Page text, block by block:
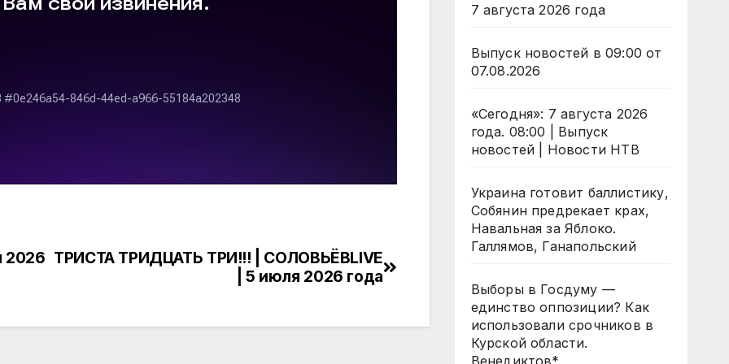
ТРИСТА ТРИДЦАТЬ ТРИ!!! | СОЛОВЬЁВLIVE
| 5 июля 2026 года
2026
7 августа 2026 года
Выпуск новостей в 09:00 от
07.08.2026
«Сегодня»: 7 августа 2026
года. 08:00 | Выпуск
новостей | Новости НТВ
Украина готовит баллистику,
Собянин предрекает крах,
Навальная за Яблоко.
Галлямов, Ганапольский
Выборы в Госдуму —
единство оппозиции? Как
использовали срочников в
Курской области.
Венедиктов*